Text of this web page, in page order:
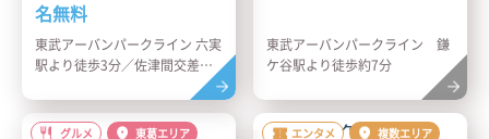
名無料
東武アーバンパークライン 六実
駅より徒歩3分／佐津間交差点
東武アーバンパークライン 鎌
ケ谷駅より徒歩約7分
グルメ 東葛エリア エンタメ 複数エリア